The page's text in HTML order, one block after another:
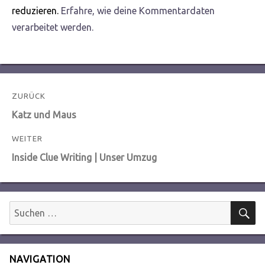
reduzieren. Erfahre, wie deine Kommentardaten
verarbeitet werden.
Beitragsnavigation
ZURÜCK
Vorheriger
Katz und Maus
WEITER
Nächster
Inside Clue Writing | Unser Umzug
Suchen
nach:
NAVIGATION